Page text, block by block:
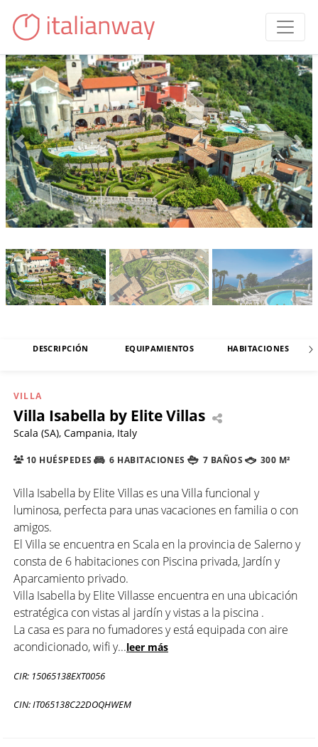
DESCRIPCIÓN EQUIPAMIENTOS HABITACIONES
VILLA
Villa Isabella by Elite Villas
Scala (SA), Campania, Italy
10 HUÉSPEDES 6 HABITACIONES 7 BAÑOS 300 M²
Villa Isabella by Elite Villas es una Villa funcional y
luminosa, perfecta para unas vacaciones en familia o con
amigos.
El Villa se encuentra en Scala en la provincia de Salerno y
consta de 6 habitaciones con Piscina privada, Jardín y
Aparcamiento privado.
Villa Isabella by Elite Villasse encuentra en una ubicación
estratégica con vistas al jardín y vistas a la piscina .
La casa es para no fumadores y está equipada con aire
acondicionado, wifi y...leer más
CIR: 15065138EXT0056
CIN: IT065138C22DOQHWEM